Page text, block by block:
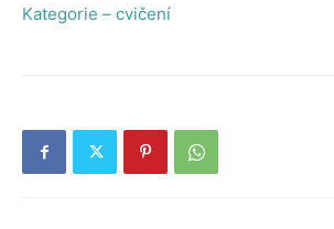
Kategorie – cvičení